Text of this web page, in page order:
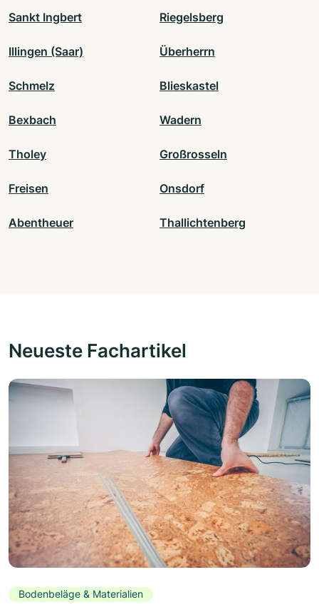
Sankt Ingbert Riegelsberg
Illingen (Saar) Überherrn
Schmelz Blieskastel
Bexbach Wadern
Tholey Großrosseln
Freisen Onsdorf
Abentheuer Thallichtenberg
Neueste Fachartikel
Bodenbeläge & Materialien